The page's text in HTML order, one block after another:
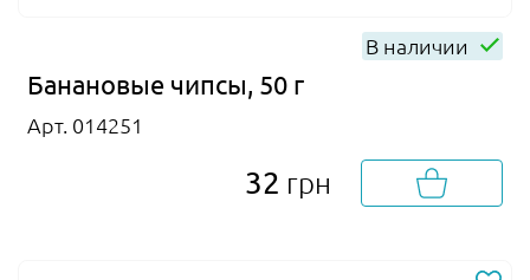
В наличии
Банановые чипсы, 50 г
Арт. 014251
32 грн